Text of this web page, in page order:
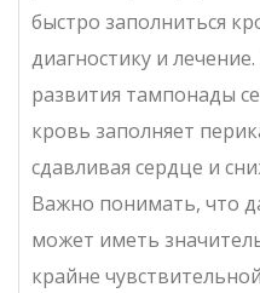
быстро заполниться
диагностику и
развития тампонады
кровь заполняет
сдавливая сердце и
Важно понимать, что
может иметь
крайне